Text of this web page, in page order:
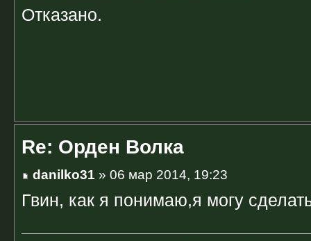
Отказано.
Re: Орден Волка
danilko31 » 06 мар 2014, 19:23
Гвин, как я понимаю,я могу